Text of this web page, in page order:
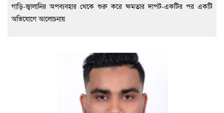
গাড়ি-জ্বালানির অপব্যবহার থেকে শুরু করে ক্ষমতার দাপট-একটির পর একটি
অভিযোগে আলোচনায়